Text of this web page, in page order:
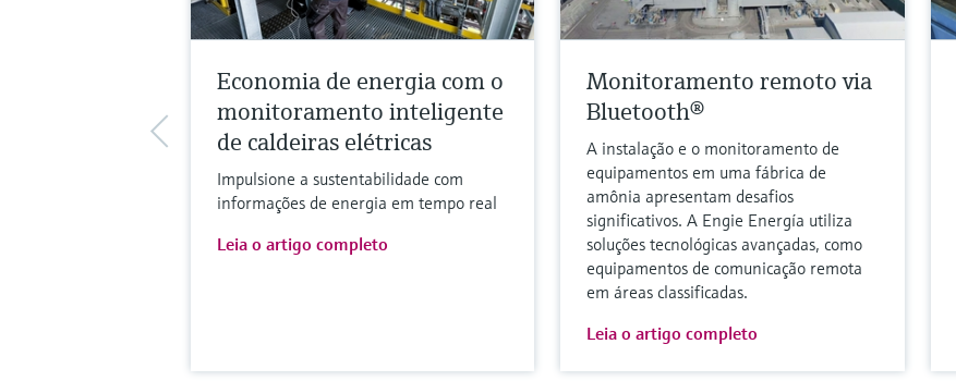
Economia de energia com o
monitoramento inteligente
de caldeiras elétricas
Impulsione a sustentabilidade com
informações de energia em tempo real
Leia o artigo completo
Monitoramento remoto via
Bluetooth®
A instalação e o monitoramento de
equipamentos em uma fábrica de
amônia apresentam desafios
significativos. A Engie Energía utiliza
soluções tecnológicas avançadas, como
equipamentos de comunicação remota
em áreas classificadas.
Leia o artigo completo